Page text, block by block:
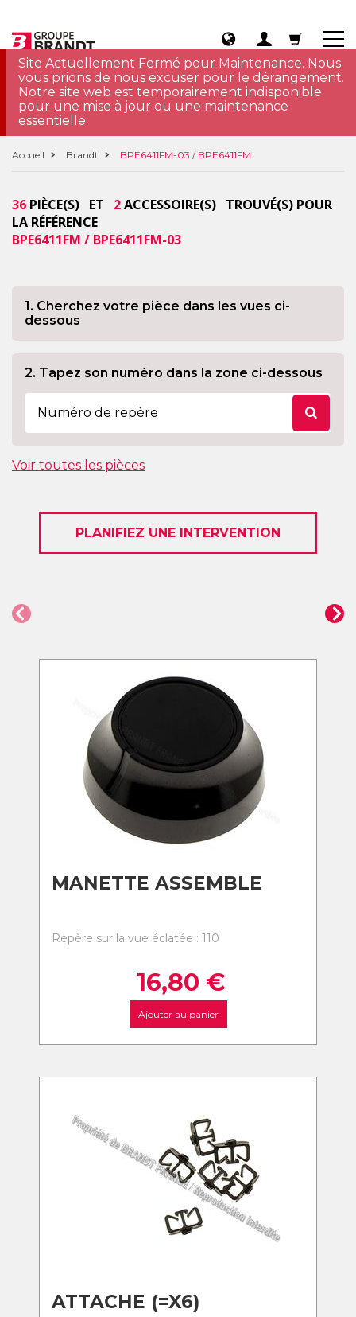
Site Actuellement Fermé pour Maintenance. Nous
vous prions de nous excuser pour le dérangement.
Notre site web est temporairement indisponible
pour une mise à jour ou une maintenance
essentielle.
Accueil Brandt BPE6411FM-03 / BPE6411FM
36 PIÈCE(S) ET 2ACCESSOIRE(S) TROUVÉ(S) POUR
LA RÉFÉRENCE
BPE6411FM / BPE6411FM-03
1. Cherchez votre pièce dans les vues ci-
dessous
2. Tapez son numéro dans la zone ci-dessous
Voir toutes les pièces
PLANIFIEZ UNE INTERVENTION
MANETTE ASSEMBLE
Repère sur la vue éclatée : 110
16,80 €
Ajouter au panier
ATTACHE (=X6)